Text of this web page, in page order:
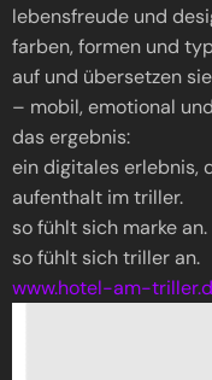
lebensfreude und
farben, formen und
auf und übersetzen
– mobil, emotional
das ergebnis:
ein digitales erlebnis,
aufenthalt im triller.
so fühlt sich marke an.
so fühlt sich triller an.
www.hotel-am-